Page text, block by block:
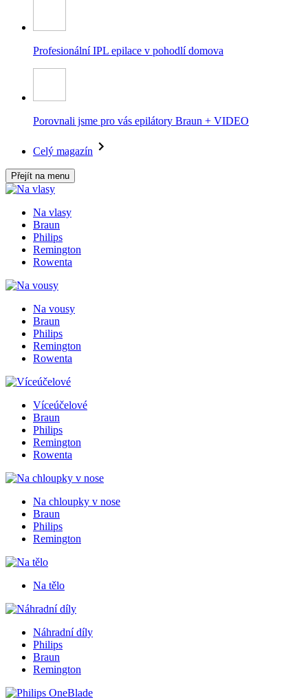
Profesionální IPL epilace v pohodlí domova
Porovnali jsme pro vás epilátory Braun + VIDEO
Celý magazín
Přejít na menu
Na vlasy
Braun
Philips
Remington
Rowenta
Na vousy
Braun
Philips
Remington
Rowenta
Víceúčelové
Braun
Philips
Remington
Rowenta
Na chloupky v nose
Braun
Philips
Remington
Na tělo
Náhradní díly
Philips
Braun
Remington